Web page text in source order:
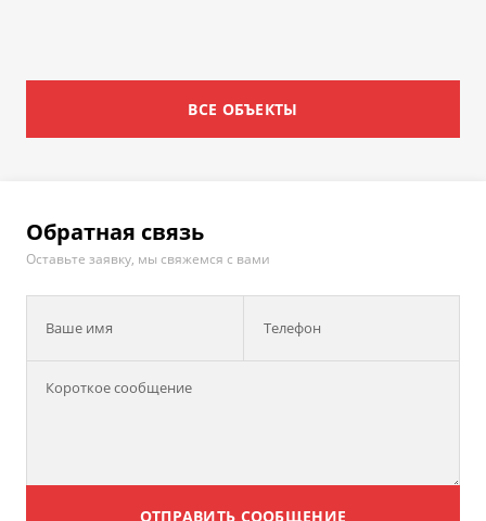
ВСЕ ОБЪЕКТЫ
Обратная связь
Оставьте заявку, мы свяжемся с вами
Ваше имя Телефон
ОТПРАВИТЬ СООБЩЕНИЕ